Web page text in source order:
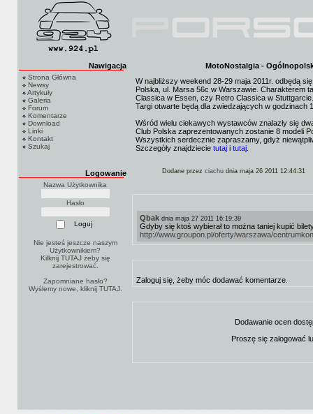
Nawigacja
Strona Główna
Newsy
Artykuły
Galeria
Forum
Komentarze
Download
Linki
Kontakt
Szukaj
Logowanie
Nazwa Użytkownika
Hasło
Nie jesteś jeszcze naszym
Użytkownikiem?
Kilknij TUTAJżeby się
zarejestrować.
Zapomniane hasło?
Wyślemy nowe, kliknij TUTAJ.
MotoNostalgia -
W najbliższy weekend 28-29 maja 2011r. odbędą
Polska, ul. Marsa 56c w Warszawie. Charakterem
Classica w Essen, czy Retro Classica w Stuttgarcie.
Targi otwarte będą dla zwiedzających w godzinach
Wśród wielu ciekawych wystawców znalazły się
Club Polska zaprezentowanych zostanie 8 modeli
Wszystkich serdecznie zapraszamy, gdyż
Szczegóły znajdziecie tutaj i tutaj
Dodane przez ciachu dnia maja 26 2011 12:44:31
Qbak dnia maja 27 2011 16:19:39
Gdyby się ktoś wybierał to można taniej kupić
http://www.groupon.pl/oferty/warszawa/
Zaloguj się, żeby móc dodawać komentarze.
Dodawanie ocen
Proszę się zalogować